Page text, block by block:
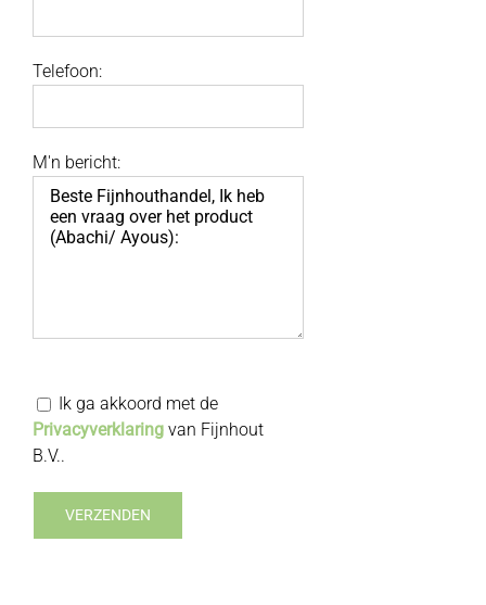
Telefoon:
M'n bericht:
Ik ga akkoord met de
Privacyverklaringvan Fijnhout
B.V..